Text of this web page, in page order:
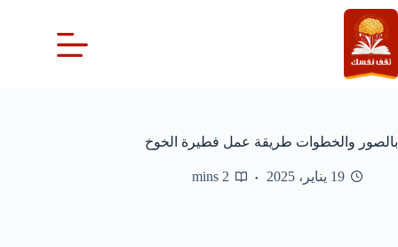
التجاوز
إلى
المحتوى
بالصور والخطوات طريقة عمل فطيرة الخوخ
19 يناير، 2025 2 mins